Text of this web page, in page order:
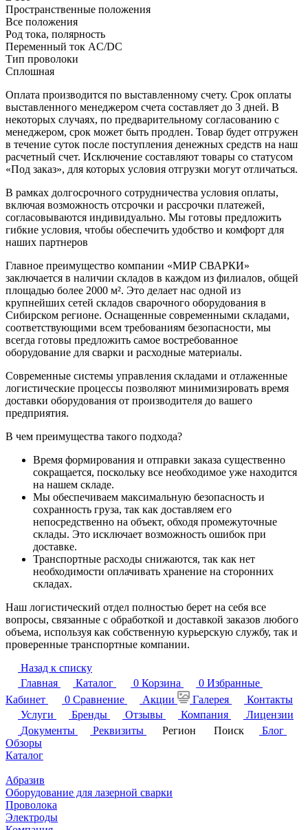
Пространственные положения
Все положения
Род тока, полярность
Переменный ток AC/DC
Тип проволоки
Сплошная
Оплата производится по выставленному счету. Срок оплаты
выставленного менеджером счета составляет до 3 дней. В
некоторых случаях, по предварительному согласованию с
менеджером, срок может быть продлен. Товар будет отгружен
в течение суток после поступления денежных средств на наш
расчетный счет. Исключение составляют товары со статусом
«Под заказ», для которых условия отгрузки могут отличаться.
В рамках долгосрочного сотрудничества условия оплаты,
включая возможность отсрочки и рассрочки платежей,
согласовываются индивидуально. Мы готовы предложить
гибкие условия, чтобы обеспечить удобство и комфорт для
наших партнеров
Главное преимущество компании «МИР СВАРКИ»
заключается в наличии складов в каждом из филиалов, общей
площадью более 2000 м². Это делает нас одной из
крупнейших сетей складов сварочного оборудования в
Сибирском регионе. Оснащенные современными складами,
соответствующими всем требованиям безопасности, мы
всегда готовы предложить самое востребованное
оборудование для сварки и расходные материалы.
Современные системы управления складами и отлаженные
логистические процессы позволяют минимизировать время
доставки оборудования от производителя до вашего
предприятия.
В чем преимущества такого подхода?
Время формирования и отправки заказа существенно
сокращается, поскольку все необходимое уже находится
на нашем складе.
Мы обеспечиваем максимальную безопасность и
сохранность груза, так как доставляем его
непосредственно на объект, обходя промежуточные
склады. Это исключает возможность ошибок при
доставке.
Транспортные расходы снижаются, так как нет
необходимости оплачивать хранение на сторонних
складах.
Наш логистический отдел полностью берет на себя все
вопросы, связанные с обработкой и доставкой заказов любого
объема, используя как собственную курьерскую службу, так и
проверенные транспортные компании.
Назад к списку
Главная
Каталог 0 Корзина 0 Избранные
Кабинет
0 Сравнение Акции Галерея
Контакты
Услуги
Бренды Отзывы Компания
Лицензии
Документы
Реквизиты Регион Поиск
Блог
Обзоры
Каталог
Абразив
Оборудование для лазерной сварки
Проволока
Электроды